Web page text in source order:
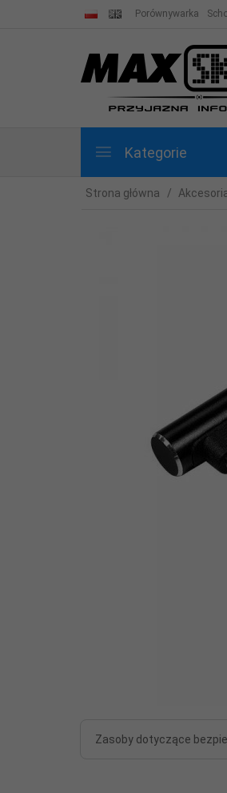
Porównywarka
Kategorie
Strona główna
Zasoby dotyczące